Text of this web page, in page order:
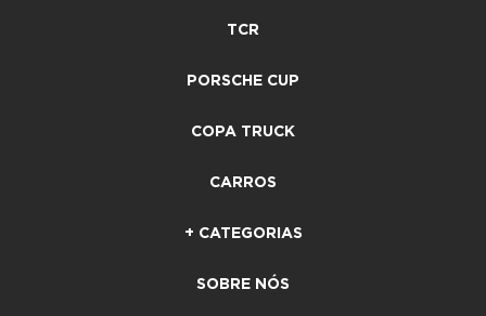
TCR
PORSCHE CUP
COPA TRUCK
CARROS
+ CATEGORIAS
SOBRE NÓS